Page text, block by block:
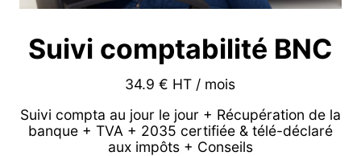
Suivi comptabilité BNC
34.9 € HT / mois
Suivi compta au jour le jour + Récupération de la
banque + TVA + 2035 certifiée & télé-déclaré
aux impôts + Conseils